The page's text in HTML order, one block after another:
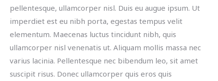
pellentesque, ullamcorper nisl. Duis eu augue ipsum. Ut
imperdiet est eu nibh porta, egestas tempus velit
elementum. Maecenas luctus tincidunt nibh, quis
ullamcorper nisl venenatis ut. Aliquam mollis massa nec
varius lacinia. Pellentesque nec bibendum leo, sit amet
suscipit risus. Donec ullamcorper quis eros quis